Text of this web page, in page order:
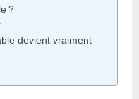
?
devient vraiment